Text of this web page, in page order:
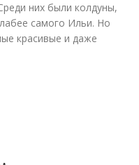
них были колдуны,
самого Ильи. Но
красивые и даже